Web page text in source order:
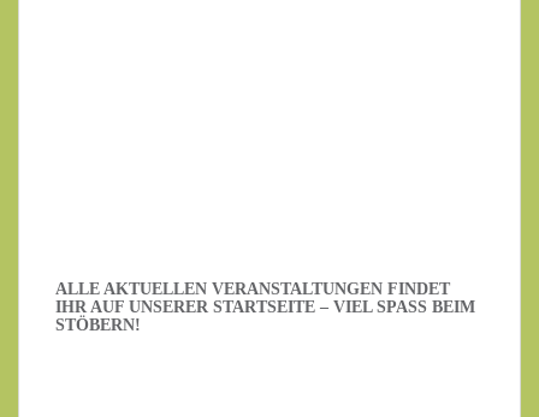
ALLE AKTUELLEN VERANSTALTUNGEN FINDET
IHR AUF UNSERER STARTSEITE – VIEL SPASS BEIM S
TÖBERN!